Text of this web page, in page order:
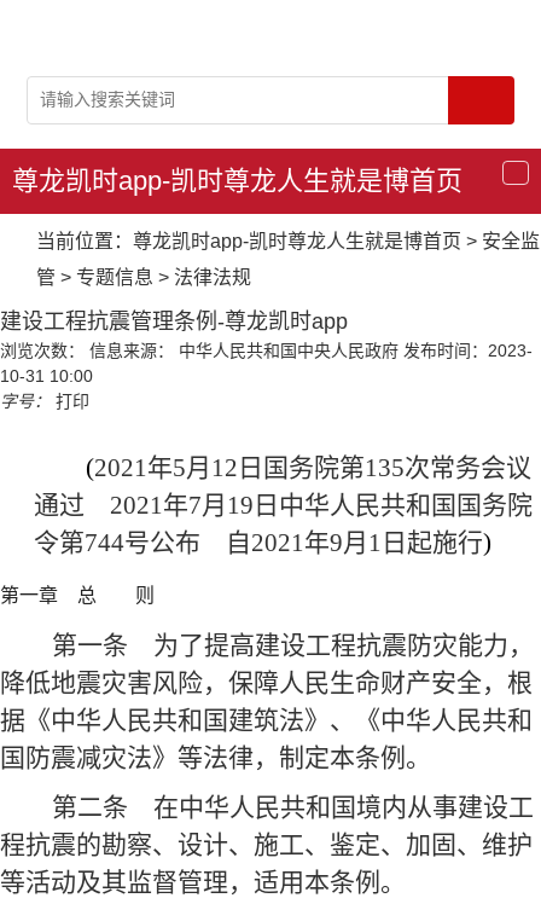
尊龙凯时app-凯时尊龙人生就是博首页
导
航
当前位置： 尊龙凯时app-凯时尊龙人生就是博首页 > 安全监
管 > 专题信息 > 法律法规
建设工程抗震管理条例-尊龙凯时app
浏览次数： 信息来源： 中华人民共和国中央人民政府 发布时间：2023-
10-31 10:00
字号：
打印
(2021年5月12日国务院第135次常务会议
通过 2021年7月19日 中华人民共和国国务院
令第744号公布 自2021年9月1日起施行)
第一章 总 则
第一条 为了提高建设工程抗震防灾能力，
降低地震灾害风险，保障人民生命财产安全，根
据《中华人民共和国建筑法》、《中华人民共和
国防震减灾法》等法律，制定本条例。
第二条 在中华人民共和国境内从事建设工
程抗震的勘察、设计、施工、鉴定、加固、维护
等活动及其监督管理，适用本条例 。